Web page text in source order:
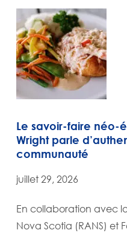
Le savoir-faire néo-
Wright parle
communauté
juillet 29, 2026
En collaboration avec
Nova Scotia (RANS) et